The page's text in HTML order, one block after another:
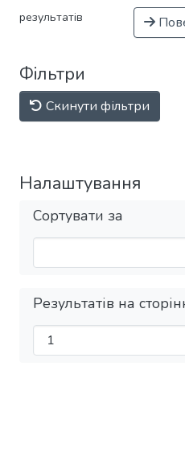
результатів
Фільтри
Скинути фільтри
Налаштування
Сортувати за
Результатів на